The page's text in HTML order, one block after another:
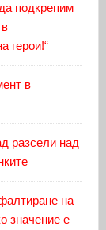
подкрепим
герои!“
в
разсели над
на
значение е